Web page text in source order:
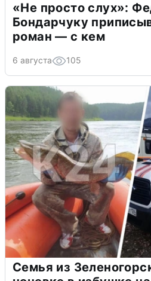
«Не просто слух»:
Бондарчуку
роман — с кем
6 августа 105
Семья из